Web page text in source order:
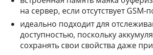
на сервер, если отсутствует GSM-
идеально подходит для
доступностью, поскольку
сохранять свои свойства даже